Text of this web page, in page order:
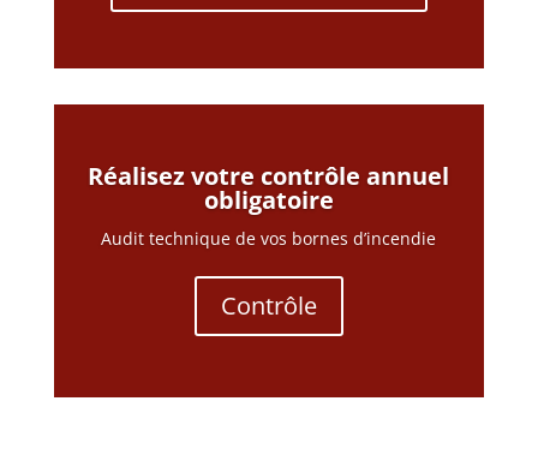
Réalisez votre contrôle annuel
obligatoire
Audit technique de vos bornes d’incendie
Contrôle